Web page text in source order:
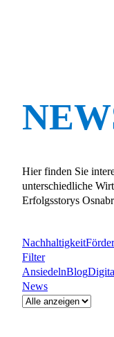
Hier finden Sie
unterschiedliche
Erfolgsstorys
Nachhaltigkeit
Filter
AnsiedelnBlog
News